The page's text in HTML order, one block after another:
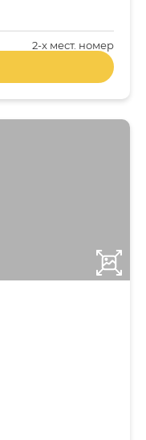
2-x мест. номер